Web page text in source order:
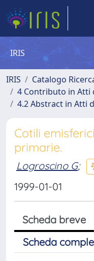
IRIS
IRIS
Catalogo
4 Contributo in Atti
4.2 Abstract in Atti
Cotili
primarie.
Logroscino G;
1999-01-01
Scheda breve
Scheda